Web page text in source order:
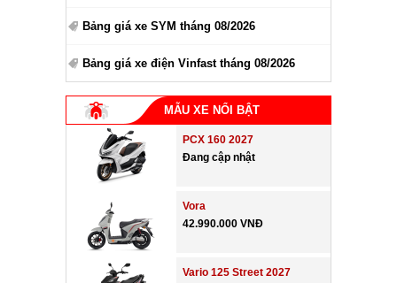
Bảng giá xe SYM tháng 08/2026
Bảng giá xe điện Vinfast tháng 08/2026
MẪU XE NỔI BẬT
PCX 160 2027
Đang cập nhật
Vora
42.990.000 VNĐ
Vario 125 Street 2027